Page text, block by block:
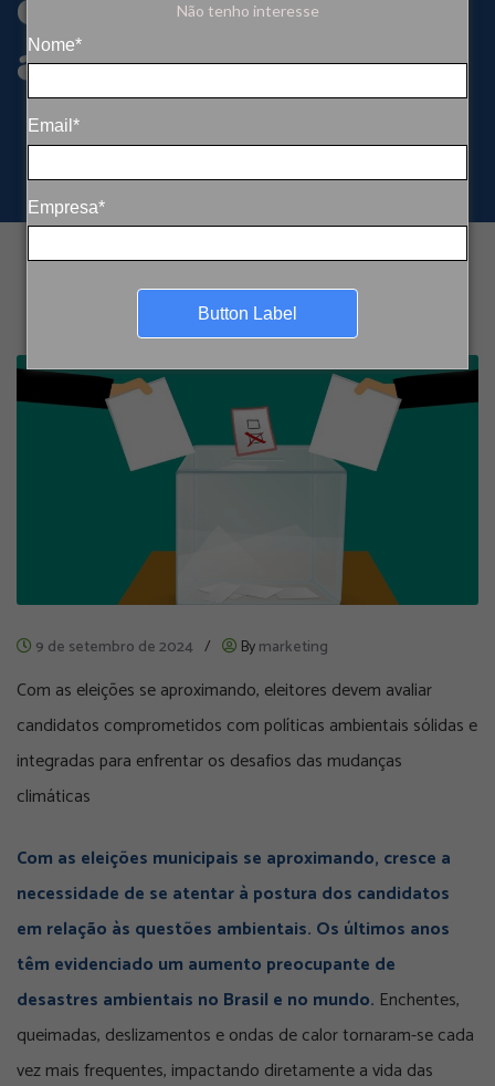
Não tenho interesse
Nome*
Email*
Empresa*
Button Label
ambiental
9 de setembro de 2024 / Bymarketing
Com as eleições se aproximando, eleitores devem avaliar
candidatos comprometidos com políticas ambientais sólidas e
integradas para enfrentar os desafios das mudanças
climáticas
Com as eleições municipais se aproximando, cresce a
necessidade de se atentar à postura dos candidatos
em relação às questões ambientais. Os últimos anos
têm evidenciado um aumento preocupante de
desastres ambientais no Brasil e no mundo. Enchentes,
queimadas, deslizamentos e ondas de calor tornaram-se cada
vez mais frequentes, impactando diretamente a vida das